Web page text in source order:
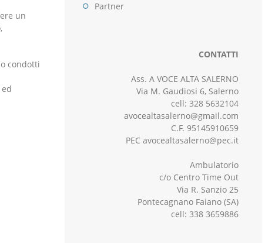
un
condotti
Partner
CONTATTI
Ass. A VOCE ALTA SALERNO
Via M. Gaudiosi 6, Salerno
cell: 328 5632104
avocealtasalerno@gmail.com
C.F. 95145910659
PEC avocealtasalerno@pec.it
Ambulatorio
c/o Centro Time Out
Via R. Sanzio 25
Pontecagnano Faiano (SA)
cell: 338 3659886